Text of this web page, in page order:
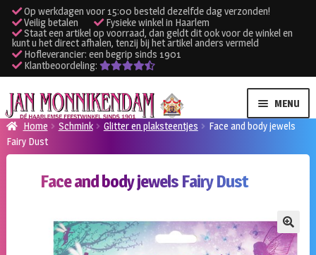
Op werkdagen voor 15:00 besteld dezelfde dag verzonden!
Veilig betalen
Fysieke winkel in Haarlem
Staat een artikel op voorraad, dan geldt dit ook voor de winkel en
kunt u het direct afhalen, tenzij bij het artikel anders vermeld
Hofleverancier: een begrip sinds 1901
Klantbeoordeling:
Ga
door
naar
navigatie
Ga
naar
de
inhoud
MENU
Verhuur kleding
Verhuur apparatuur
Onze winkel
Home Schmink Glitter en plaksteentjes
Face and body jewels
Fairy Dust
Face and body jewels Fairy Dust
🔍